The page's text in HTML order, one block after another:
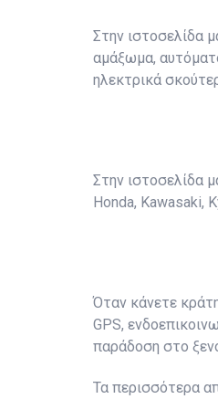
Στην ιστοσελίδα
αμάξωμα,
ηλεκτρικά
Στην ιστοσελίδα
Honda, Kawasaki,
Όταν κάνετε
GPS,
παράδοση στο
Τα περισσότερα